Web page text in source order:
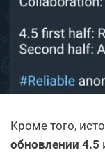
Кроме того,
обновлении 4.5